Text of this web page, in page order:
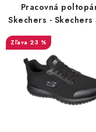
o
d
u
p
r
o
Pracovná
Skechers - Skechers
23 %